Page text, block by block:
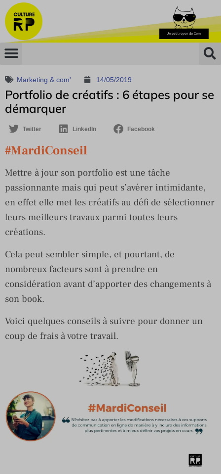
Marketing & com' 14/05/2019
Portfolio de créatifs : 6 étapes pour se
démarquer
Twitter LinkedIn Facebook
#MardiConseil
Mettre à jour son portfolio est une tâche
passionnante mais qui peut s’avérer intimidante,
en effet elle met les créatifs au défi de sélectionner
leurs meilleurs travaux parmi toutes leurs
créations.
Cela peut sembler simple, et pourtant, de
nombreux facteurs sont à prendre en
considération avant d’apporter des changements à
son book.
Voici quelques conseils à suivre pour donner un
coup de frais à votre travail.